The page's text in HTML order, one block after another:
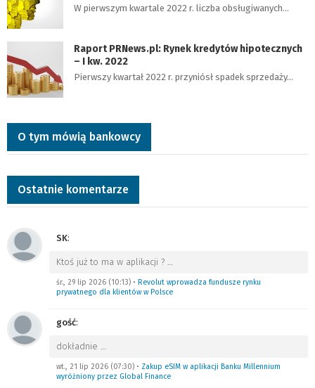
W pierwszym kwartale 2022 r. liczba obsługiwanych…
Raport PRNews.pl: Rynek kredytów hipotecznych
– I kw. 2022
Pierwszy kwartał 2022 r. przyniósł spadek sprzedaży…
O tym mówią bankowcy
Ostatnie komentarze
SK:
Ktoś już to ma w aplikacji ? …
śr., 29 lip 2026 (10:13) • Revolut wprowadza fundusze rynku
prywatnego dla klientów w Polsce
gość:
dokładnie …
wt., 21 lip 2026 (07:30) • Zakup eSIM w aplikacji Banku Millennium
wyróżniony przez Global Finance